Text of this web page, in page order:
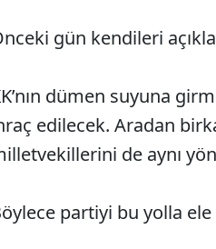
gün kendileri
dümen suyuna
edilecek. Aradan
de aynı
partiyi bu yolla